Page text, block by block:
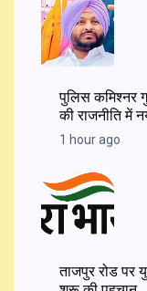
पुलिस कमिश्नर
की राजनीति में
1 hour ago
ताजपुर रोड पर